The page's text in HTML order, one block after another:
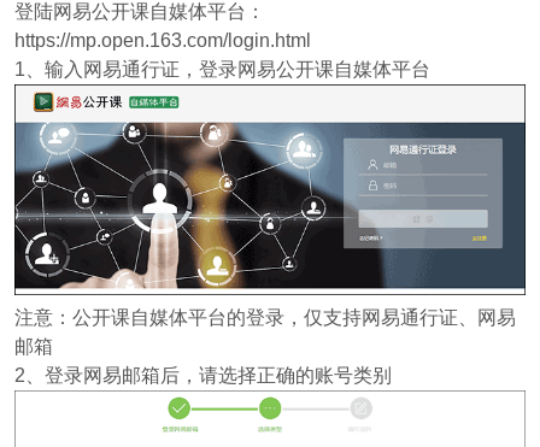
登陆网易公开课自媒体平台：
https://mp.open.163.com/login.html
1、输入网易通行证，登录网易公开课自媒体平台
注意：公开课自媒体平台的登录，仅支持网易通行证、网易
邮箱
2、登录网易邮箱后，请选择正确的账号类别